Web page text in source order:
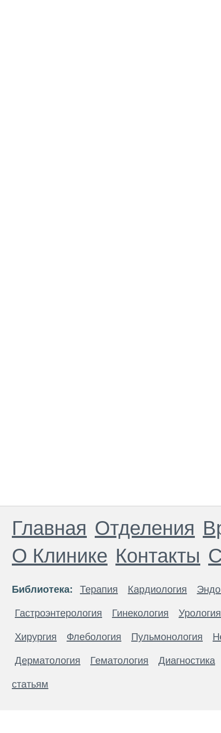
Главная Отделения
О Клинике Контакты
Библиотека: Терапия Кардиология
Гастроэнтерология Гинекология Урология
Хирургия Флебология Пульмонология
Дерматология Гематология Диагностика
статьям